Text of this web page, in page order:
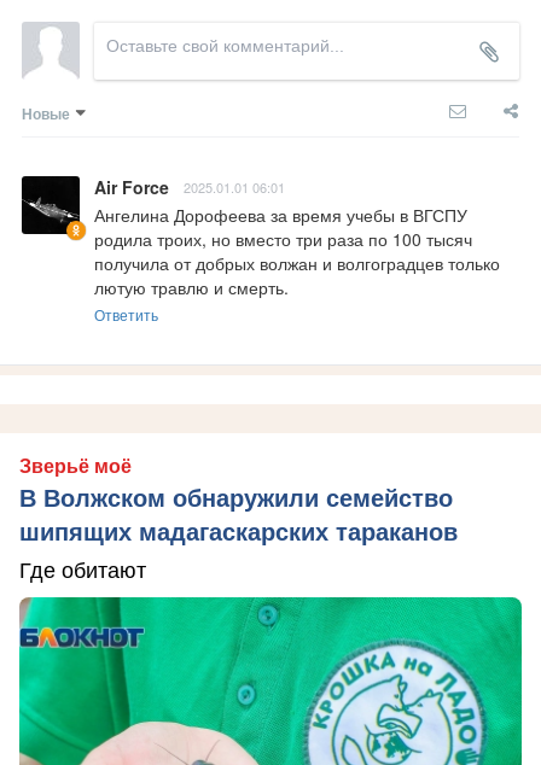
Новые
Air Force 2025.01.01 06:01
Ангелина Дорофеева за время учебы в ВГСПУ
родила троих, но вместо три раза по 100 тысяч
получила от добрых волжан и волгоградцев только
лютую травлю и смерть.
Ответить
Зверьё моё
В Волжском обнаружили семейство
шипящих мадагаскарских тараканов
Где обитают